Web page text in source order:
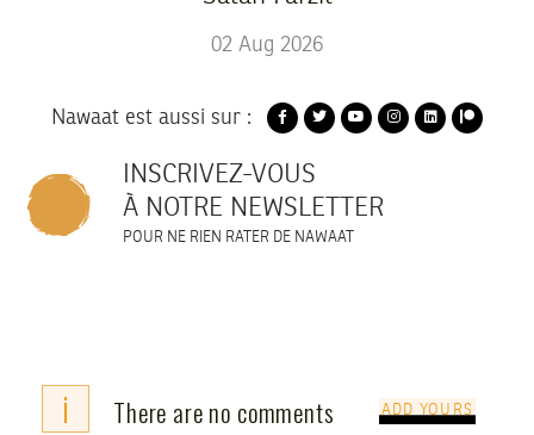
02 Aug 2026
Nawaat est aussi sur :
INSCRIVEZ-VOUS
À NOTRE NEWSLETTER
POUR NE RIEN RATER DE NAWAAT
i There are no comments ADD YOURS